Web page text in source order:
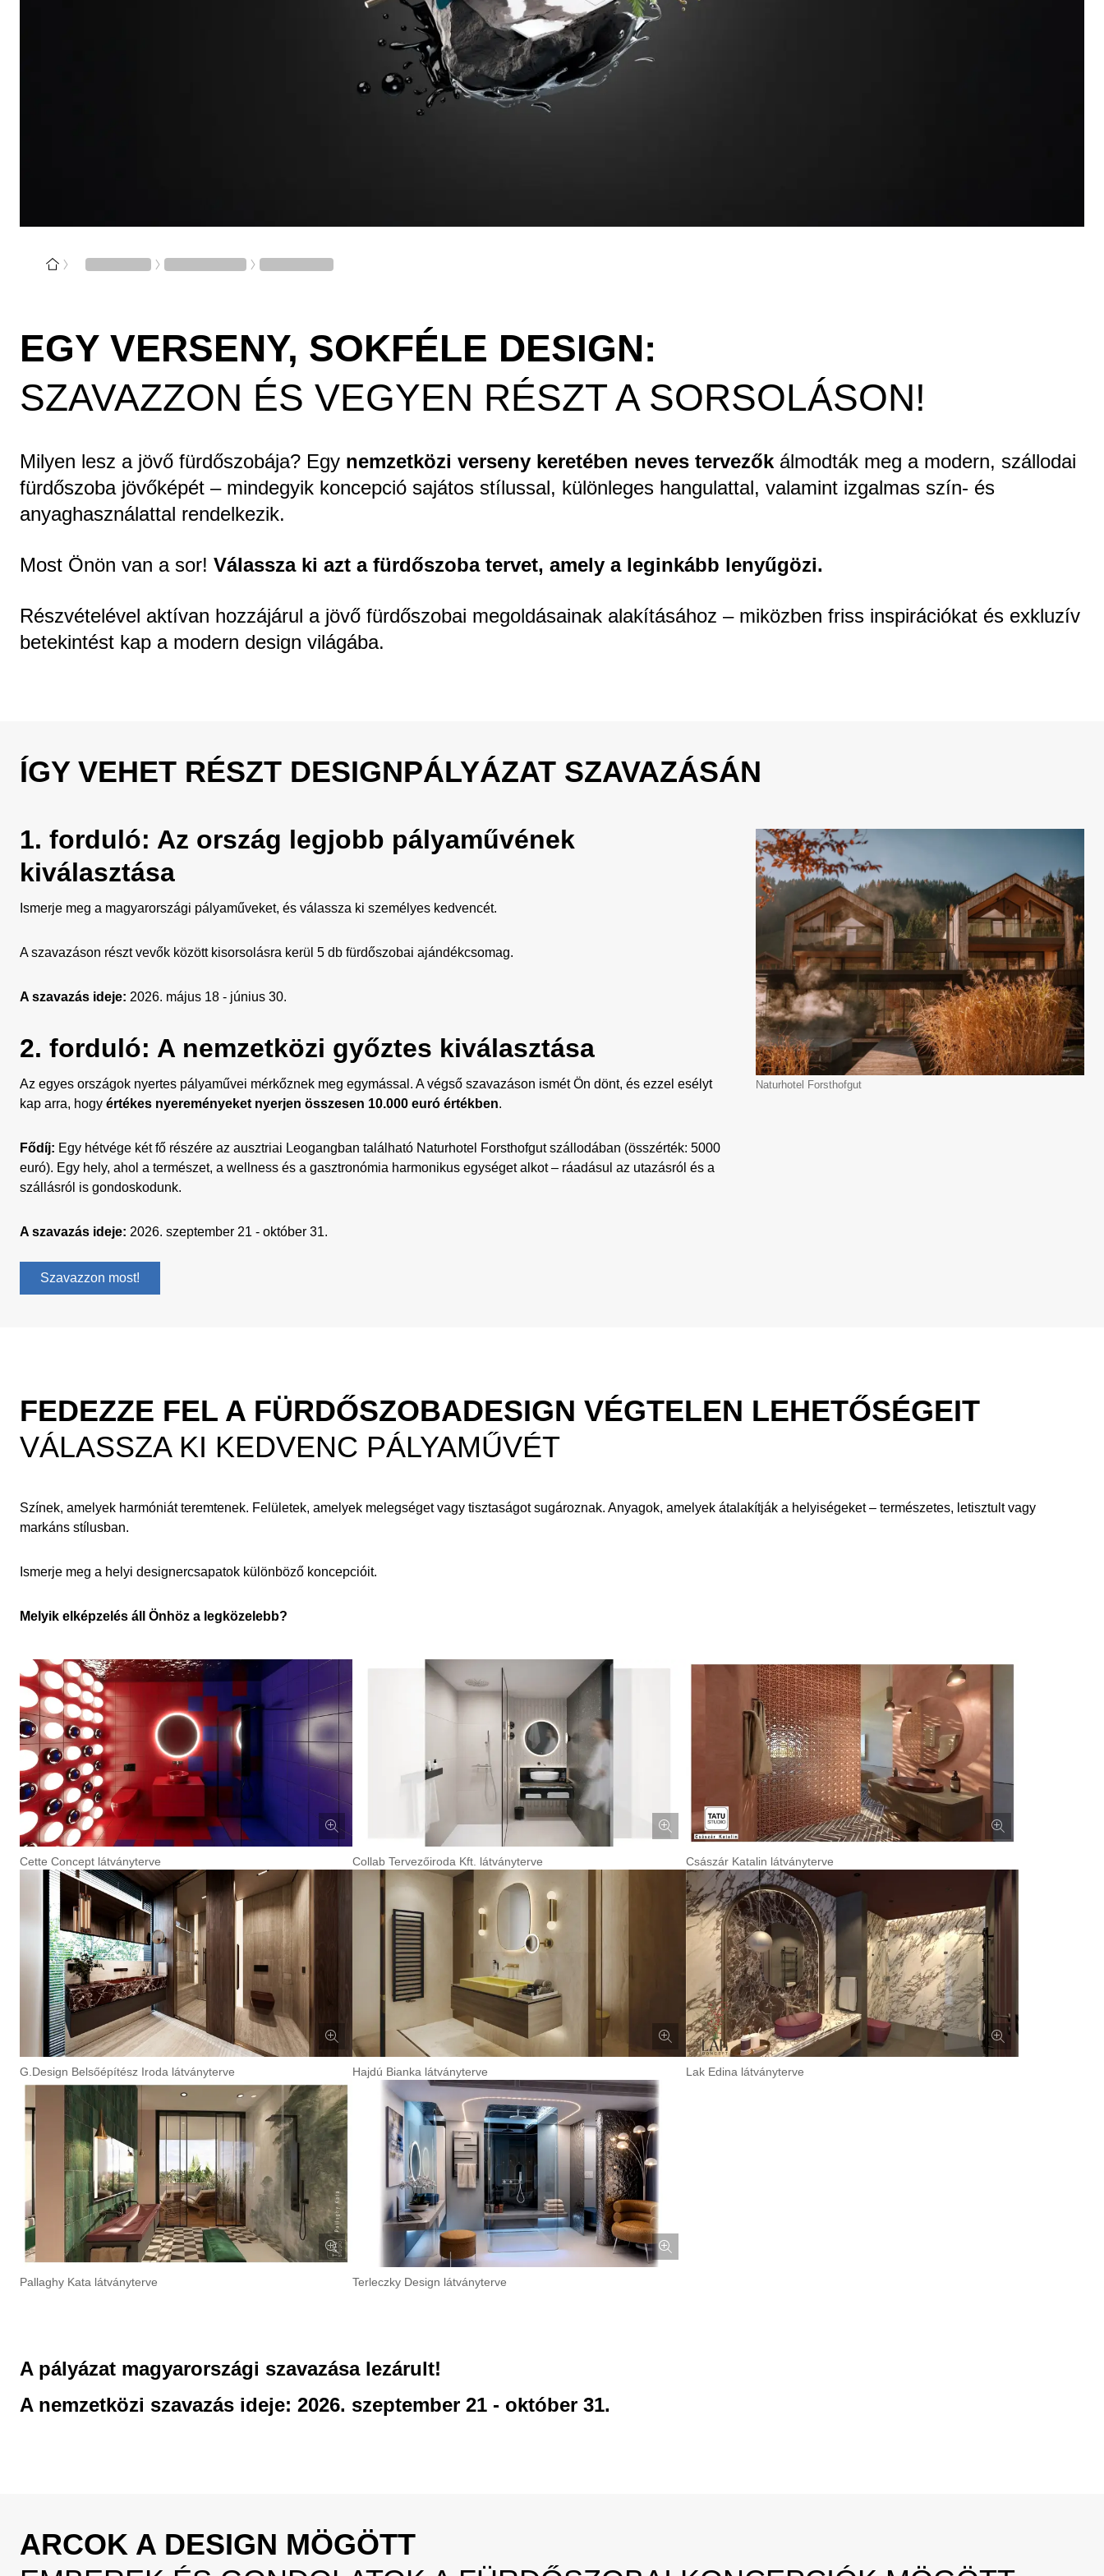
EGY VERSENY, SOKFÉLE DESIGN:
SZAVAZZON ÉS VEGYEN RÉSZT A SORSOLÁSON!
Milyen lesz a jövő fürdőszobája? Egy nemzetközi verseny keretében neves tervezők álmodták meg a modern, szállodai
fürdőszoba jövőképét – mindegyik koncepció sajátos stílussal, különleges hangulattal, valamint izgalmas szín- és
anyaghasználattal rendelkezik.
Most Önön van a sor! Válassza ki azt a fürdőszoba tervet, amely a leginkább lenyűgözi.
Részvételével aktívan hozzájárul a jövő fürdőszobai megoldásainak alakításához – miközben friss inspirációkat és exkluzív
betekintést kap a modern design világába.
ÍGY VEHET RÉSZT DESIGNPÁLYÁZAT SZAVAZÁSÁN
1. forduló: Az ország legjobb pályaművének
kiválasztása
Ismerje meg a magyarországi pályaműveket, és válassza ki személyes kedvencét.
A szavazáson részt vevők között kisorsolásra kerül 5 db fürdőszobai ajándékcsomag.
A szavazás ideje: 2026. május 18 - június 30.
2. forduló: A nemzetközi győztes kiválasztása
Az egyes országok nyertes pályaművei mérkőznek meg egymással. A végső szavazáson ismét Ön dönt, és ezzel esélyt
kap arra, hogy értékes nyereményeket nyerjen összesen 10.000 euró értékben.
Fődíj: Egy hétvége két fő részére az ausztriai Leogangban található Naturhotel Forsthofgut szállodában (összérték: 5000
euró). Egy hely, ahol a természet, a wellness és a gasztronómia harmonikus egységet alkot – ráadásul az utazásról és a
szállásról is gondoskodunk.
A szavazás ideje: 2026. szeptember 21 - október 31.
Szavazzon most!
Naturhotel Forsthofgut
FEDEZZE FEL A FÜRDŐSZOBADESIGN VÉGTELEN LEHETŐSÉGEIT
VÁLASSZA KI KEDVENC PÁLYAMŰVÉT
Színek, amelyek harmóniát teremtenek. Felületek, amelyek melegséget vagy tisztaságot sugároznak. Anyagok, amelyek átalakítják a helyiségeket – természetes, letisztult vagy
markáns stílusban.
Ismerje meg a helyi designercsapatok különböző koncepcióit.
Melyik elképzelés áll Önhöz a legközelebb?
Cette Concept látványterve Collab Tervezőiroda Kft. látványterve Császár Katalin látványterve
G.Design Belsőépítész Iroda látványterve Hajdú Bianka látványterve Lak Edina látványterve
Pallaghy Kata látványterve Terleczky Design látványterve
A pályázat magyarországi szavazása lezárult!
A nemzetközi szavazás ideje: 2026. szeptember 21 - október 31.
ARCOK A DESIGN MÖGÖTT